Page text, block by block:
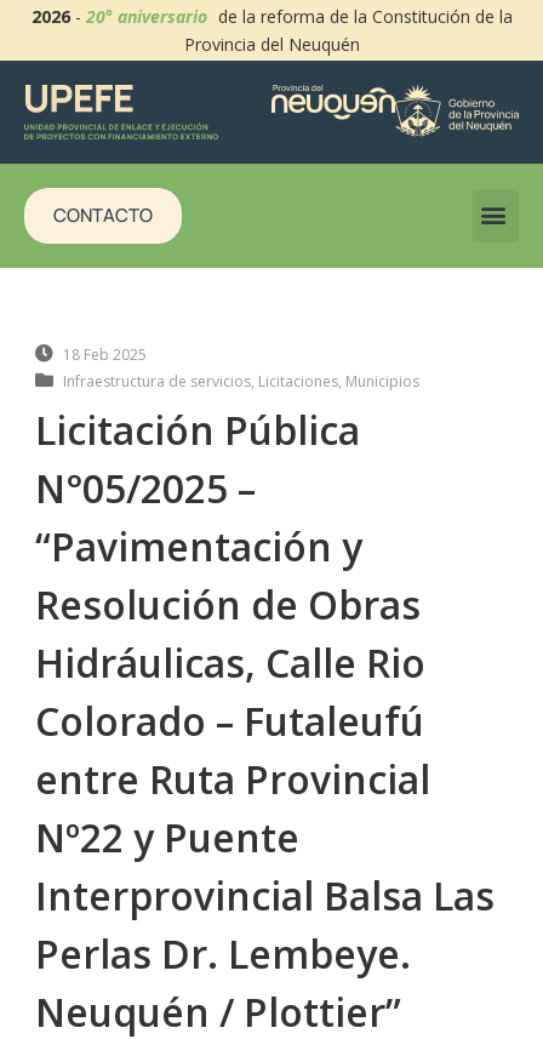
2026-20° aniversario de la reforma de la Constitución de la
Provincia del Neuquén
CONTACTO
18 Feb 2025
Infraestructura de servicios, Licitaciones, Municipios
Licitación Pública
N°05/2025 –
“Pavimentación y
Resolución de Obras
Hidráulicas, Calle Rio
Colorado – Futaleufú
entre Ruta Provincial
Nº22 y Puente
Interprovincial Balsa Las
Perlas Dr. Lembeye.
Neuquén / Plottier”